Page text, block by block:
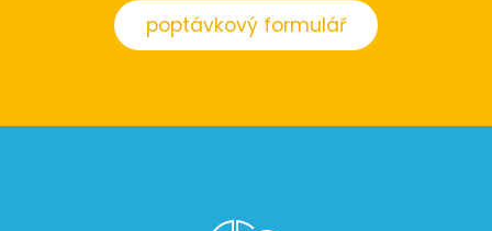
poptávkový formulář